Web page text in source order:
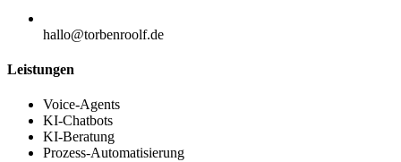
hallo@torbenroolf.de
Leistungen
Voice-Agents
KI-Chatbots
KI-Beratung
Prozess-Automatisierung